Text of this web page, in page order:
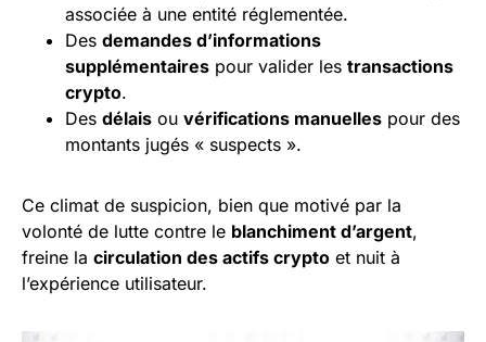
associée à une entité réglementée.
Des demandes d’informations
supplémentaires pour valider les transactions
crypto.
Des délais ou vérifications manuelles pour des
montants jugés « suspects ».
Ce climat de suspicion, bien que motivé par la
volonté de lutte contre le blanchiment d’argent,
freine la circulation des actifs crypto et nuit à
l’expérience utilisateur.